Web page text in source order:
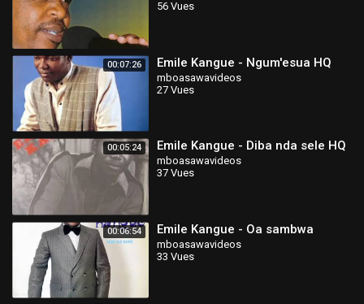
56 Vues
00:07:26 Emile Kangue - Ngum'esua HQ
mboasawavideos
27 Vues
00:05:24 Emile Kangue - Diba nda sele HQ
mboasawavideos
37 Vues
00:06:54 Emile Kangue - Oa sambwa
mboasawavideos
33 Vues